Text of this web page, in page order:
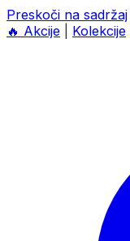
Preskoči na sadržaj
🔥 Akcije Kolekcije